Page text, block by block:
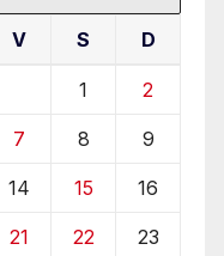
V S D
1 2
7 8 9
14 15 16
21 22 23